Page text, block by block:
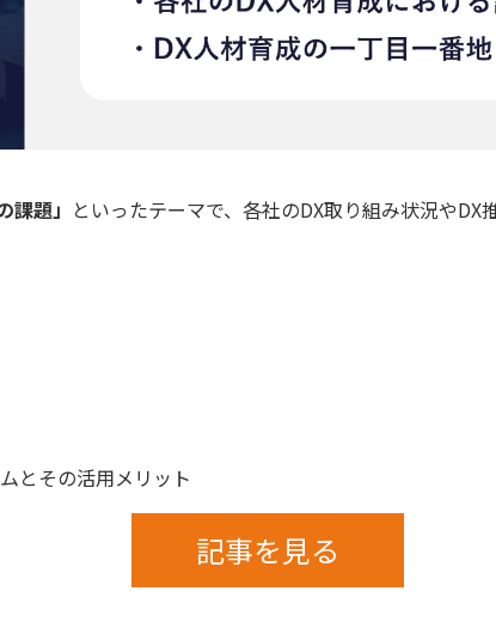
題」 といったテーマで、各社のDX取り組み状況や
とその活用メリット
記事を見る